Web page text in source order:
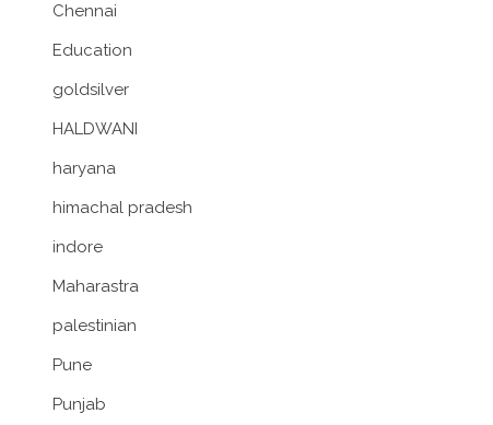
Chennai
Education
goldsilver
HALDWANI
haryana
himachal pradesh
indore
Maharastra
palestinian
Pune
Punjab